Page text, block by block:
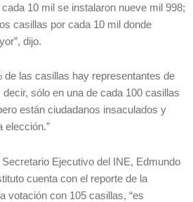
10 mil se instalaron nueve mil 998;
casillas por cada 10 mil donde
dijo.
de las casillas hay representantes de
decir, sólo en una de cada 100 casillas
están ciudadanos insaculados y
elección.”
Ejecutivo del INE, Edmundo
cuenta con el reporte de la
votación con 105 casillas, “es